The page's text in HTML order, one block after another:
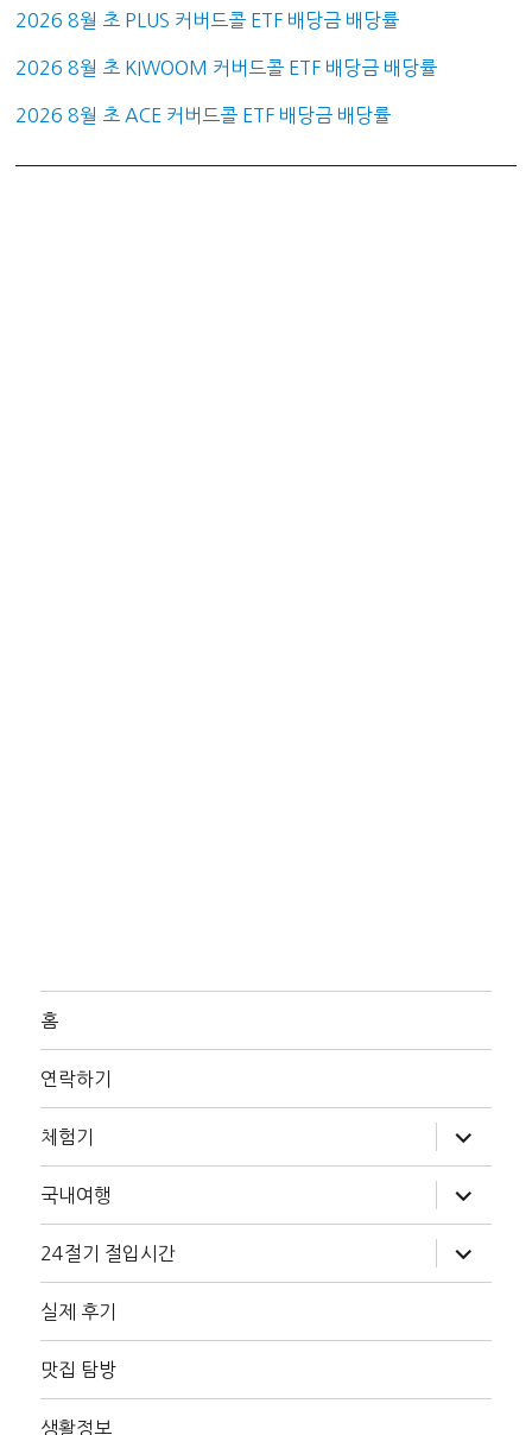
2026 8월 초 PLUS 커버드콜 ETF 배당금 배당률
2026 8월 초 KIWOOM 커버드콜 ETF 배당금 배당률
2026 8월 초 ACE 커버드콜 ETF 배당금 배당률
홈
연락하기
체험기
위
메
확
장
국내여행
위
메
확
장
24절기 절입시간
위
메
장
실제 후기
맛집 탐방
생활정보